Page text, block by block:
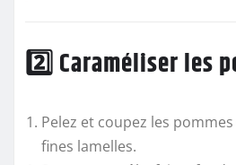
2️⃣ Caraméliser les
Pelez et coupez les
fines lamelles.